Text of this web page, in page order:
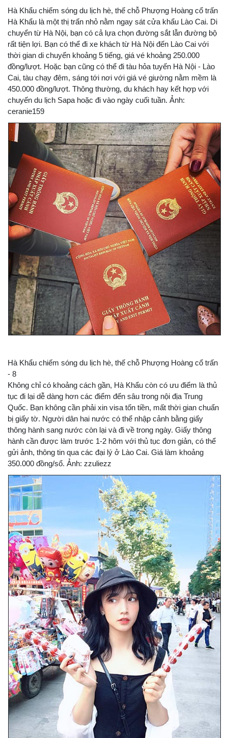
Hà Khẩu chiếm sóng du lịch hè, thế chỗ Phượng Hoàng cổ trấn
Hà Khẩu là một thị trấn nhỏ nằm ngay sát cửa khẩu Lào Cai. Di
chuyển từ Hà Nội, bạn có cả lựa chọn đường sắt lẫn đường bộ
rất tiện lợi. Bạn có thể đi xe khách từ Hà Nội đến Lào Cai với
thời gian di chuyển khoảng 5 tiếng, giá vé khoảng 250.000
đồng/lượt. Hoặc bạn cũng có thể đi tàu hỏa tuyến Hà Nội - Lào
Cai, tàu chạy đêm, sáng tới nơi với giá vé giường nằm mềm là
450.000 đồng/lượt. Thông thường, du khách hay kết hợp với
chuyến du lịch Sapa hoặc đi vào ngày cuối tuần. Ảnh:
ceranie159
Hà Khẩu chiếm sóng du lịch hè, thế chỗ Phượng Hoàng cổ trấn
- 8
Không chỉ có khoảng cách gần, Hà Khẩu còn có ưu điểm là thủ
tục đi lại dễ dàng hơn các điểm đến sâu trong nội địa Trung
Quốc. Bạn không cần phải xin visa tốn tiền, mất thời gian chuẩn
bị giấy tờ. Người dân hai nước có thể nhập cảnh bằng giấy
thông hành sang nước còn lại và đi về trong ngày. Giấy thông
hành cần được làm trước 1-2 hôm với thủ tục đơn giản, có thể
gửi ảnh, thông tin qua các đại lý ở Lào Cai. Giá làm khoảng
350.000 đồng/sổ. Ảnh: zzuliezz